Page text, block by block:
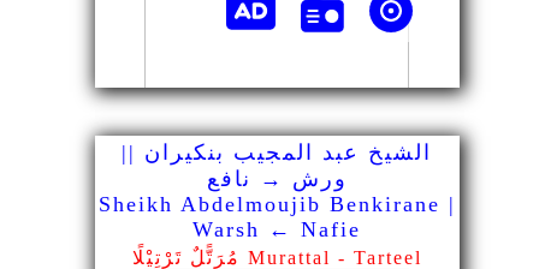
الشيخ عبد المجيب بنكيران ||
ورش → نافع
Sheikh Abdelmoujib Benkirane |
Warsh ← Nafie
مُرَتًّلٌ تَرْتِيْلًا Murattal - Tarteel